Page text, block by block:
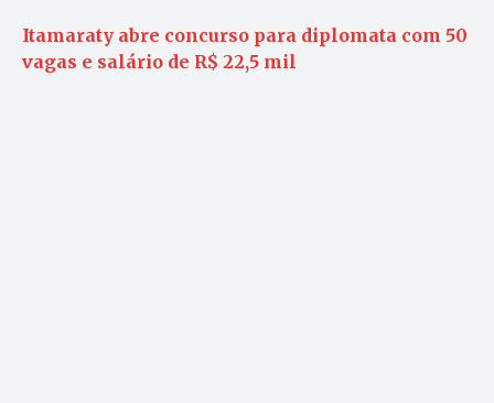
Itamaraty abre concurso para diplomata com 50
vagas e salário de R$ 22,5 mil